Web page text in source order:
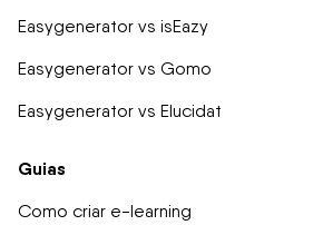
Easygenerator vs isEazy
Easygenerator vs Gomo
Easygenerator vs Elucidat
Guias
Como criar e-learning